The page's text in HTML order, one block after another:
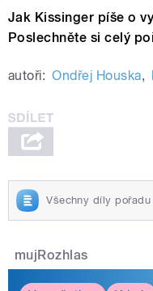
Jak Kissinger píše o
Poslechněte si celý
autoři: Ondřej Houska,
Všechny díly pořadu
mujRozhlas